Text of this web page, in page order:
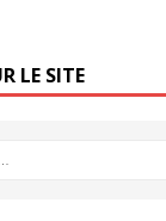
LE SITE